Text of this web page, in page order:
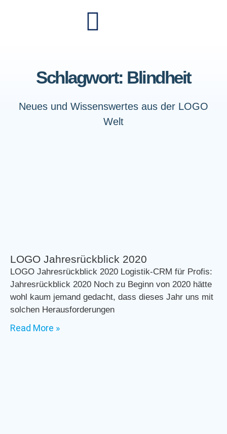
Schlagwort: Blindheit
Neues und Wissenswertes aus der LOGO
Welt
LOGO Jahresrückblick 2020
LOGO Jahresrückblick 2020 Logistik-CRM für Profis:
Jahresrückblick 2020 Noch zu Beginn von 2020 hätte
wohl kaum jemand gedacht, dass dieses Jahr uns mit
solchen Herausforderungen
Read More »